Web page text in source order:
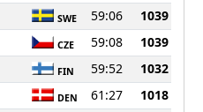
SWE 59:06
1039
CZE 59:08
1039
FIN 59:52
1032
DEN 61:27
1018